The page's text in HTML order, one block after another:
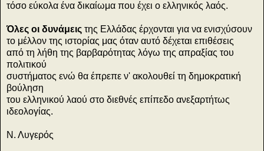
τόσο εύκολα ένα δικαίωμα που έχει ο ελληνικός λαός.
Όλες οι δυνάμεις της Ελλάδας έρχονται για να ενισχύσουν
το μέλλον της ιστορίας μας όταν αυτό δέχεται επιθέσεις
από τη λήθη της βαρβαρότητας λόγω της απραξίας του
πολιτικού
συστήματος ενώ θα έπρεπε ν' ακολουθεί τη δημοκρατική
βούληση
του ελληνικού λαού στο διεθνές επίπεδο ανεξαρτήτως
ιδεολογίας.
Ν. Λυγερός